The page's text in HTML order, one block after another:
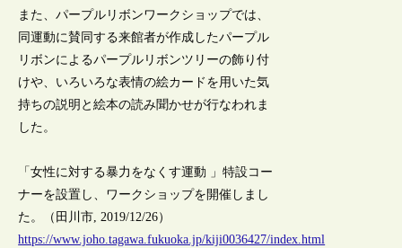
また、パープルリボンワークショップでは、
同運動に賛同する来館者が作成したパープル
リボンによるパープルリボンツリーの飾り付
けや、いろいろな表情の絵カードを用いた気
持ちの説明と絵本の読み聞かせが行なわれま
した。
「女性に対する暴力をなくす運動 」特設コー
ナーを設置し、ワークショップを開催しまし
た。（田川市, 2019/12/26）
https://www.joho.tagawa.fukuoka.jp/kiji0036427/index.html